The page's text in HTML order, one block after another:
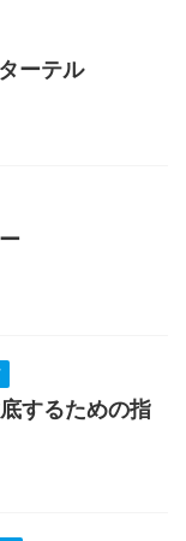
ーテル
するための指